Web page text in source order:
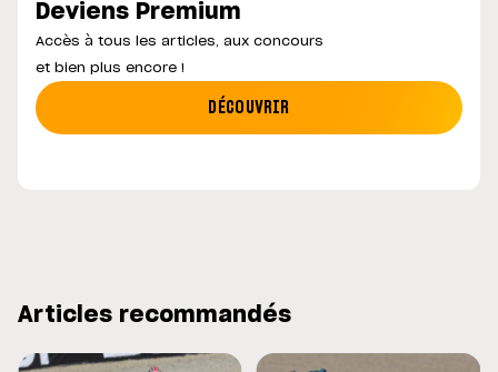
Deviens Premium
Accès à tous les articles, aux concours
et bien plus encore !
DÉCOUVRIR
Articles recommandés